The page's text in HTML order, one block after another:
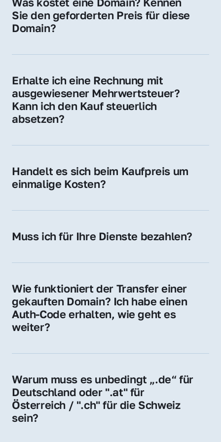
Adressen oder als digitale Investition.
Sie den geforderten Preis für diese
Domain?
Domain liegt ein konkreter Kaufpreis vor –
unverbindliches Angebot.
Erhalte ich eine Rechnung mit
ausgewiesener Mehrwertsteuer?
Kann ich den Kauf steuerlich
absetzen?
Für Unternehmen ist der Kauf in der Regel
Handelt es sich beim Kaufpreis um
einmalige Kosten?
späteren Betrieb der Domain (z. B. beim
Gebühren an. Diese bewegen sich für .de
Muss ich für Ihre Dienste bezahlen?
der Domain – ohne zusätzliche Vermittlungs-
Wie funktioniert der Transfer einer
gekauften Domain? Ich habe einen
Auth-Code erhalten, wie geht es
weiter?
Provider, die Domain zu übernehmen. Gerne
schnellen Prozess.
Warum muss es unbedingt „.de“ für
Deutschland oder ".at" für
Österreich / ".ch" für die Schweiz
sein?